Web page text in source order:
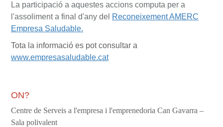
La participació a aquestes accions computa per a
l'assoliment a final d'any del Reconeixement AMERC
Empresa Saludable.
Tota la informació es pot consultar a
www.empresasaludable.cat
ON?
Centre de Serveis a l'empresa i l'emprenedoria Can Gavarra –
Sala polivalent